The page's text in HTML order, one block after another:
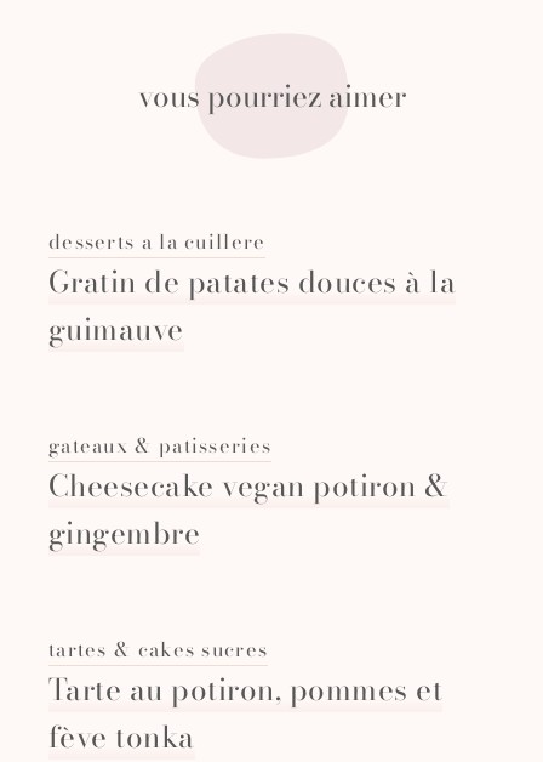
vous pourriez aimer
desserts a la cuillere
Gratin de patates douces à la
guimauve
gateaux & patisseries
Cheesecake vegan potiron &
gingembre
tartes & cakes sucres
Tarte au potiron, pommes et
fève tonka